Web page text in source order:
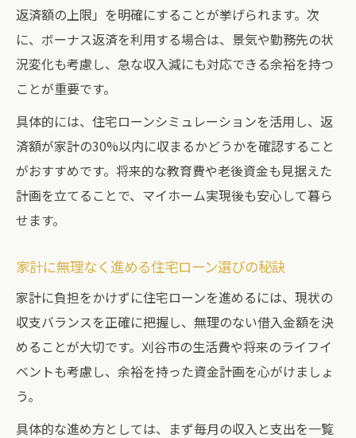
刈谷市の固定資産税・諸費用まとめ表
住宅ローン返済と固定資産税のバランスを
考える
家計に優しい資金計画の立て方
固定資産税額が購入予算に与える影響を解
説
住宅ローンと税金の両立術を知る
返済額の上限」を明確にすることが挙げられます。次
に、ボーナス返済を利用する場合は、景気や勤務先の状
況変化も考慮し、急な収入減にも対応できる余裕を持つ
ことが重要です。
具体的には、住宅ローンシミュレーションを活用し、返
済額が家計の30%以内に収まるかどうかを確認すること
がおすすめです。将来的な教育費や老後資金も見据えた
計画を立てることで、マイホーム実現後も安心して暮ら
せます。
家計に無理なく進める住宅ローン選びの秘訣
家計に負担をかけずに住宅ローンを進めるには、現状の
収支バランスを正確に把握し、無理のない借入金額を決
めることが大切です。刈谷市の生活費や将来のライフイ
ベントも考慮し、余裕を持った資金計画を心がけましょ
う。
具体的な進め方としては、まず毎月の収入と支出を一覧